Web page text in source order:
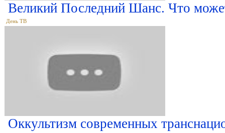
Великий Последний Шанс. Что
День ТВ
Оккультизм современных